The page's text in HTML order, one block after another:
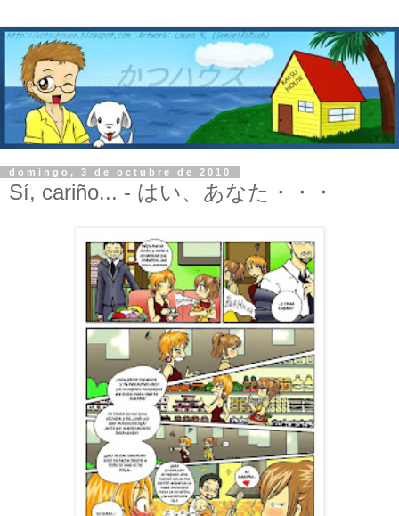
domingo, 3 de octubre de 2010
Sí, cariño... - はい、あなた・・・